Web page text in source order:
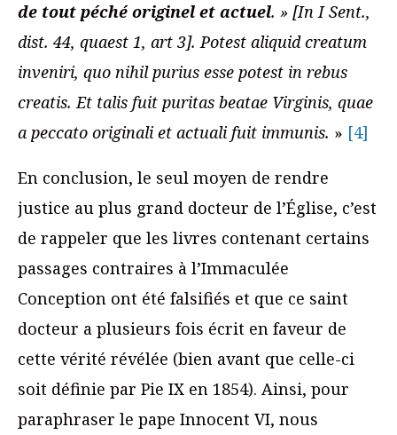
de tout péché originel et actuel. » [In I Sent.,
dist. 44, quaest 1, art 3]. Potest aliquid creatum
inveniri, quo nihil purius esse potest in rebus
creatis. Et talis fuit puritas beatae Virginis, quae
a peccato originali et actuali fuit immunis. » [4]
En conclusion, le seul moyen de rendre
justice au plus grand docteur de l’Église, c’est
de rappeler que les livres contenant certains
passages contraires à l’Immaculée
Conception ont été falsifiés et que ce saint
docteur a plusieurs fois écrit en faveur de
cette vérité révélée (bien avant que celle-ci
soit définie par Pie IX en 1854). Ainsi, pour
paraphraser le pape Innocent VI, nous